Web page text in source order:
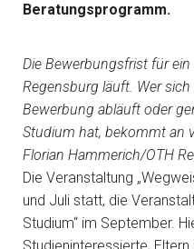
Beratungsprogramm.
Die Bewerbungsfrist für
Regensburg läuft. Wer
Bewerbung abläuft oder
Studium hat, bekommt an
Florian Hammerich/OTH
Die Veranstaltung
und Juli statt, die
Studium“ im September.